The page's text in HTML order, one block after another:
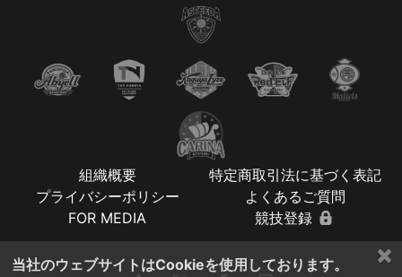
組織概要
特定商取引法に基づく表記
プライバシーポリシー
よくあるご質問
FOR MEDIA
競技登録
×
当社のウェブサイトはCookieを使用しております。